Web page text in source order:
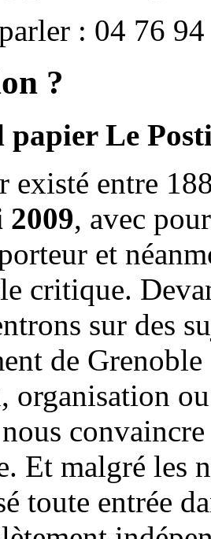
: 04 76
?
Le
existé entre
2009, avec
et
critique.
sur des
de
organisation
Et malgré les
toute entrée